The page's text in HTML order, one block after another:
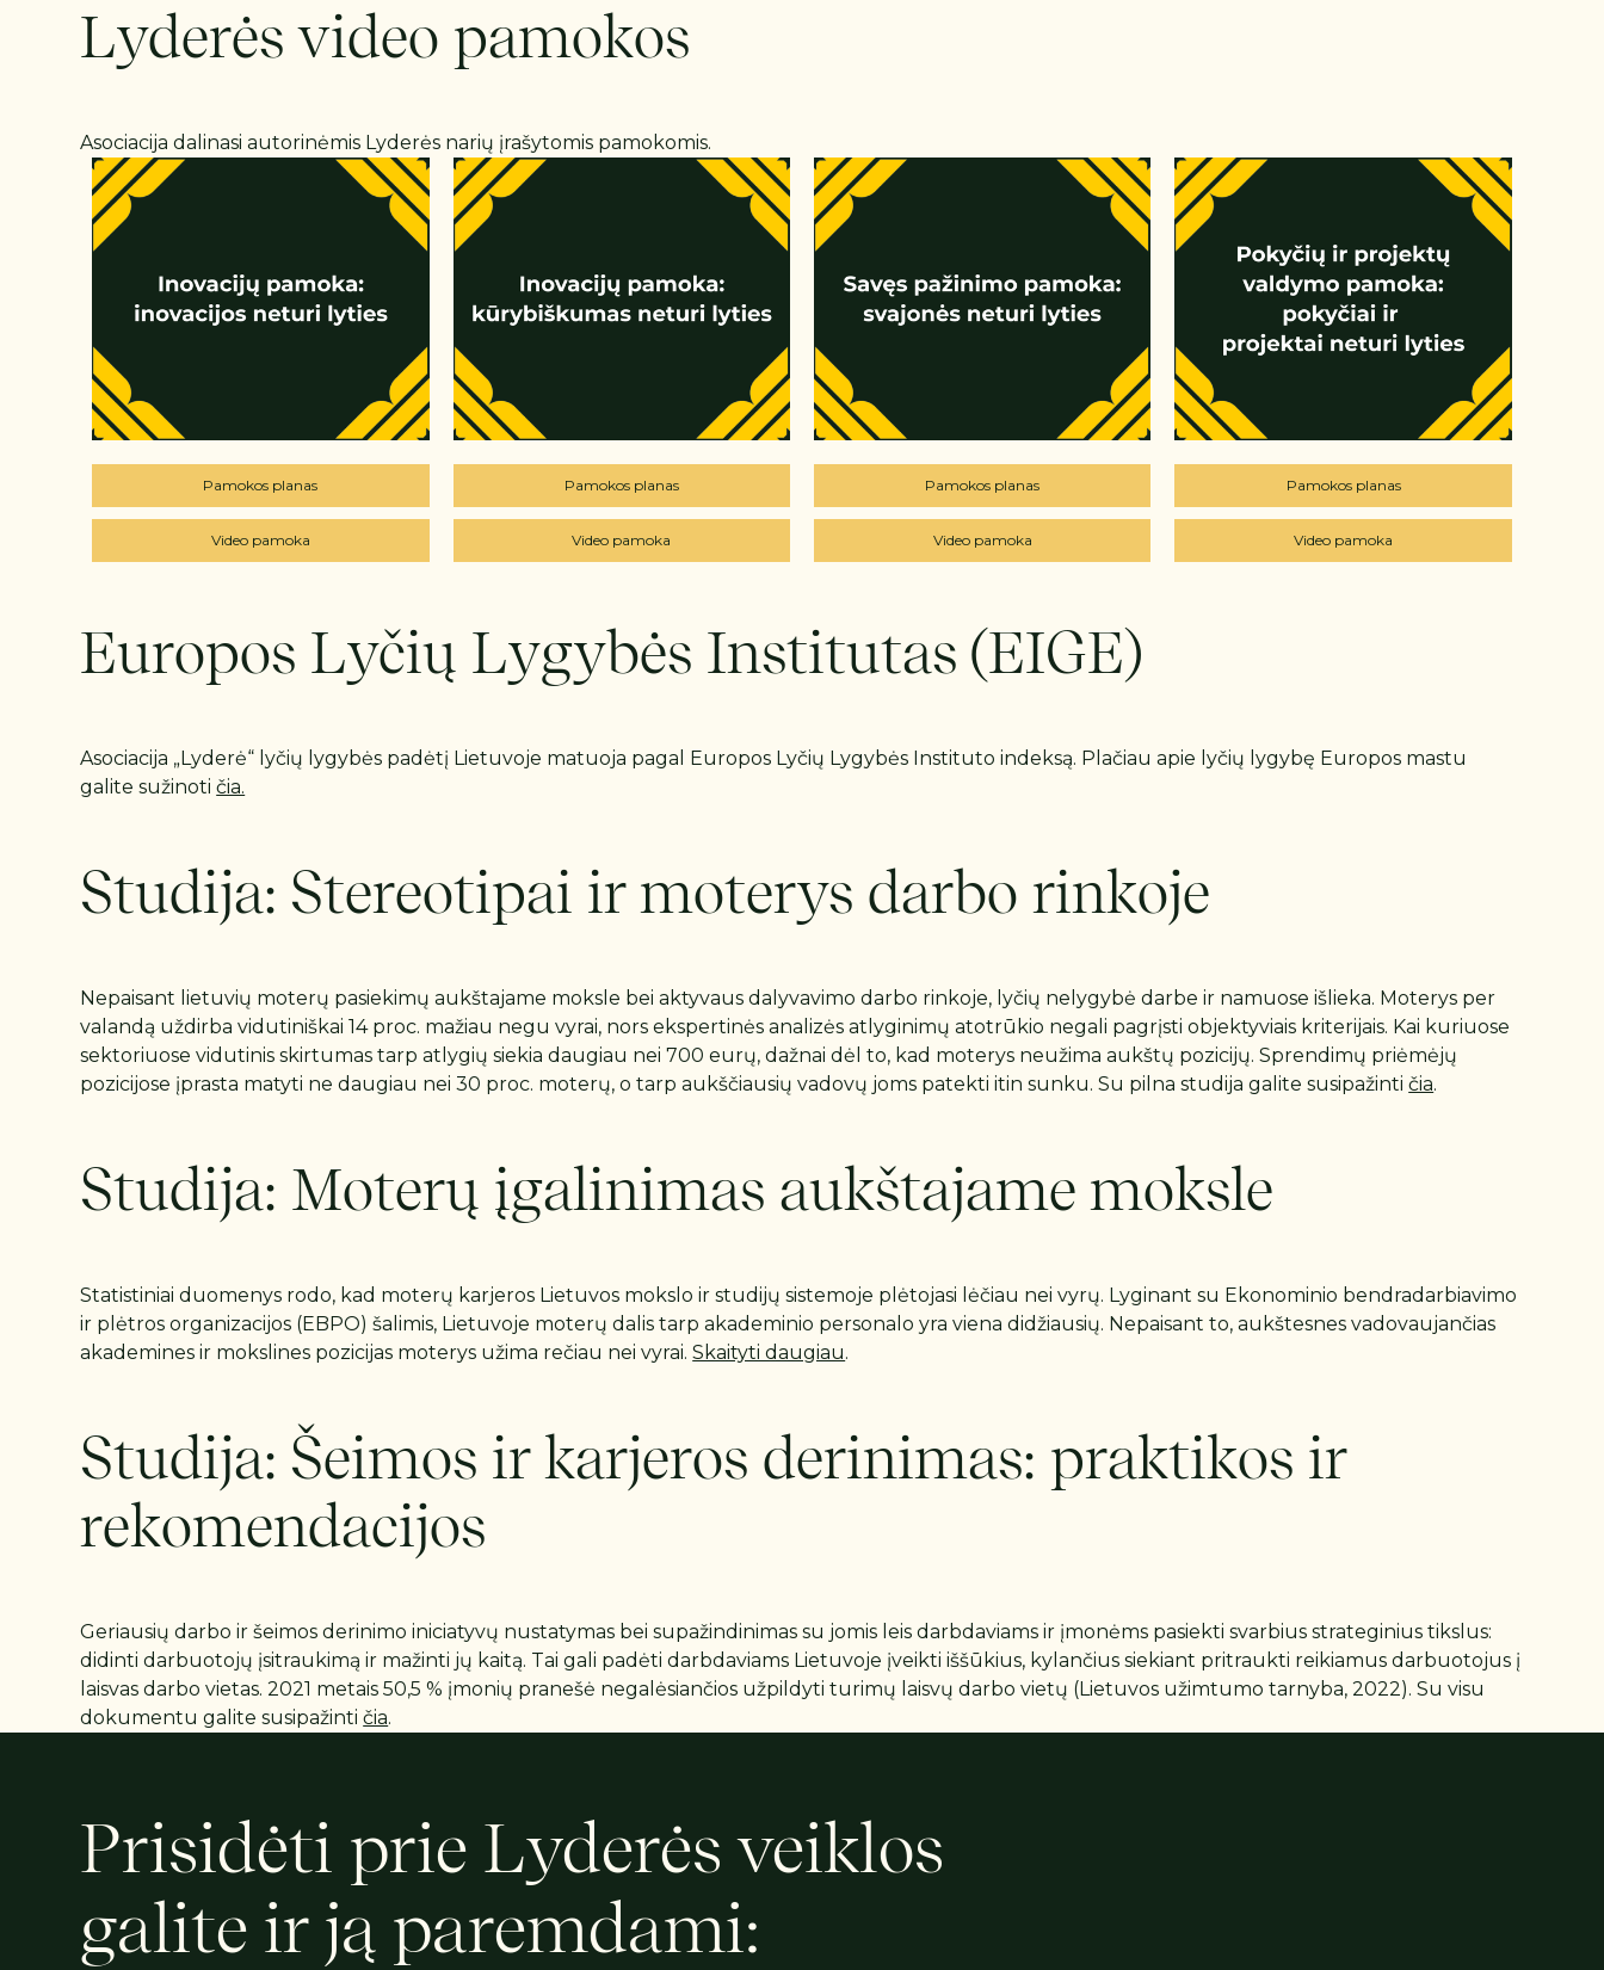
Lyderės video pamokos
Asociacija dalinasi autorinėmis Lyderės narių įrašytomis pamokomis.
Pamokos planas
Video pamoka
Pamokos planas
Video pamoka
Pamokos planas
Video pamoka
Pamokos planas
Video pamoka
Europos Lyčių Lygybės Institutas (EIGE)
Asociacija „Lyderė“ lyčių lygybės padėtį Lietuvoje matuoja pagal Europos Lyčių Lygybės Instituto indeksą. Plačiau apie lyčių lygybę Europos mastu
galite sužinotičia.
Studija: Stereotipai ir moterys darbo rinkoje
Nepaisant lietuvių moterų pasiekimų aukštajame moksle bei aktyvaus dalyvavimo darbo rinkoje, lyčių nelygybė darbe ir namuose išlieka. Moterys per
valandą uždirba vidutiniškai 14 proc. mažiau negu vyrai, nors ekspertinės analizės atlyginimų atotrūkio negali pagrįsti objektyviais kriterijais. Kai kuriuose
sektoriuose vidutinis skirtumas tarp atlygių siekia daugiau nei 700 eurų, dažnai dėl to, kad moterys neužima aukštų pozicijų. Sprendimų priėmėjų
pozicijose įprasta matyti ne daugiau nei 30 proc. moterų, o tarp aukščiausių vadovų joms patekti itin sunku. Su pilna studija galite susipažintičia.
Studija: Moterų įgalinimas aukštajame moksle
Statistiniai duomenys rodo, kad moterų karjeros Lietuvos mokslo ir studijų sistemoje plėtojasi lėčiau nei vyrų. Lyginant su Ekonominio bendradarbiavimo
ir plėtros organizacijos (EBPO) šalimis, Lietuvoje moterų dalis tarp akademinio personalo yra viena didžiausių. Nepaisant to, aukštesnes vadovaujančias
akademines ir mokslines pozicijas moterys užima rečiau nei vyrai.Skaityti daugiau.
Studija: Šeimos ir karjeros derinimas: praktikos ir
rekomendacijos
Geriausių darbo ir šeimos derinimo iniciatyvų nustatymas bei supažindinimas su jomis leis darbdaviams ir įmonėms pasiekti svarbius strateginius tikslus:
didinti darbuotojų įsitraukimą ir mažinti jų kaitą. Tai gali padėti darbdaviams Lietuvoje įveikti iššūkius, kylančius siekiant pritraukti reikiamus darbuotojus į
laisvas darbo vietas. 2021 metais 50,5 % įmonių pranešė negalėsiančios užpildyti turimų laisvų darbo vietų (Lietuvos užimtumo tarnyba, 2022). Su visu
dokumentu galite susipažintičia.
Prisidėti prie Lyderės veiklos
galite ir ją paremdami: